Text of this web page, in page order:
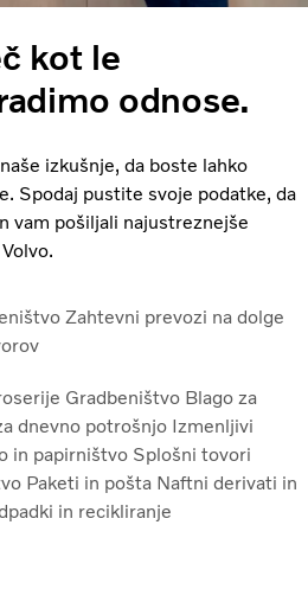
kot le
odnose.
izkušnje, da boste lahko
Spodaj pustite svoje podatke, da
vam pošiljali najustreznejše
Zahtevni prevozi na dolge
Gradbeništvo Blago za
dnevno potrošnjo Izmenljivi
in papirništvo Splošni tovori
Paketi in pošta Naftni derivati in
in recikliranje